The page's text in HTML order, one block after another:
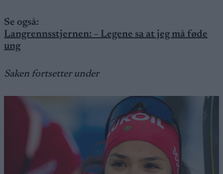
Se også:
Langrennsstjernen: – Legene sa at jeg må føde
ung
Saken fortsetter under